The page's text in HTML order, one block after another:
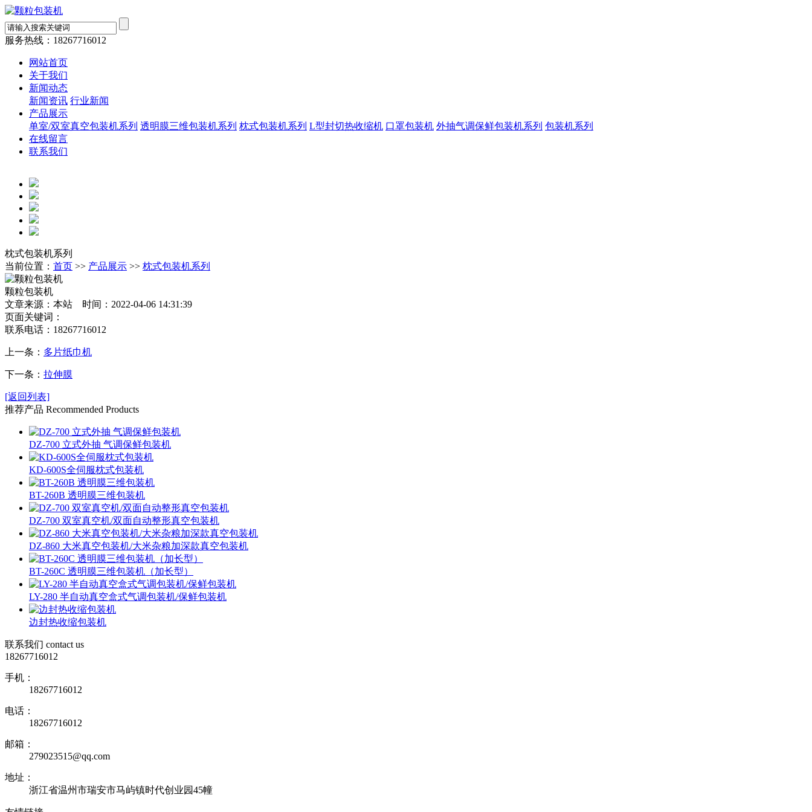
服务热线： 18267716012
网站首页
关于我们
新闻动态
新闻资讯 行业新闻
产品展示
单室/双室真空包装机系列 透明膜三维包装机系列 枕式包装机系列 L型封切热收缩机 口罩包装机 外抽气调保鲜包装机系列 包装机系列
在线留言
联系我们
枕式包装机系列
当前位置： 首页 >> 产品展示 >> 枕式包装机系列
颗粒包装机
文章来源：本站 时间：2022-04-06 14:31:39
页面关键词：
联系电话： 18267716012
上一条： 多片纸巾机
下一条： 拉伸膜
[返回列表]
推荐产品 Recommended Products
DZ-700 立式外抽 气调保鲜包装机
KD-600S全伺服枕式包装机
BT-260B 透明膜三维包装机
DZ-700 双室真空机/双面自动整形真空包装机
DZ-860 大米真空包装机/大米杂粮加深款真空包装机
BT-260C 透明膜三维包装机（加长型）
LY-280 半自动真空盒式气调包装机/保鲜包装机
边封热收缩包装机
联系我们 contact us
18267716012
手机：
18267716012
电话：
18267716012
邮箱：
279023515@qq.com
地址：
浙江省温州市瑞安市马屿镇时代创业园45幢